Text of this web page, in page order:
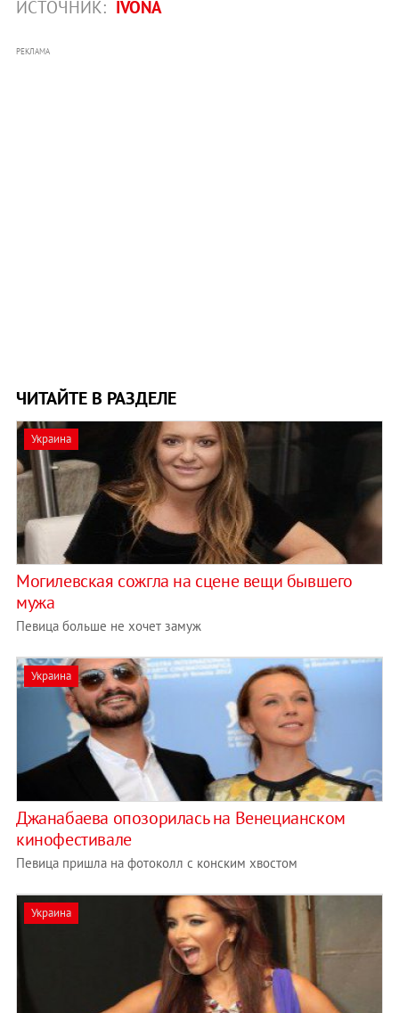
ИСТОЧНИК: IVONA
РЕКЛАМА
ЧИТАЙТЕ В РАЗДЕЛЕ
Украина
Могилевская сожгла на сцене вещи бывшего
мужа
Певица больше не хочет замуж
Украина
Джанабаева опозорилась на Венецианском
кинофестивале
Певица пришла на фотоколл с конским хвостом
Украина